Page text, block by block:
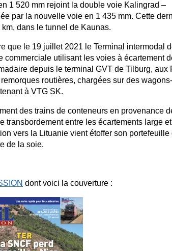
1 520 mm rejoint la double voie Kalingrad –
par la nouvelle voie en 1 435 mm. Cette
dans le tunnel de Kaunas.
que le 19 juillet 2021 le Terminal intermodal
commerciale utilisant les voies à écartement
depuis le terminal GVT de Tilburg, aux
routières, chargées sur des wagons-
à VTG SK.
des trains de conteneurs en provenance
transbordement entre les écartements large et
vers la Lituanie vient étoffer son portefeuille
de la soie.
dont voici la couverture :